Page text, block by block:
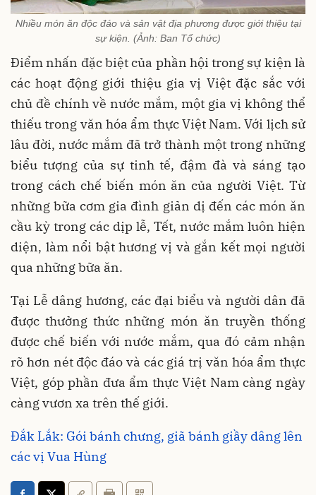
Nhiều món ăn độc đáo và sản vật địa phương được giới thiệu tại
sự kiện. (Ảnh: Ban Tổ chức)
Điểm nhấn đặc biệt của phần hội trong sự kiện là
các hoạt động giới thiệu gia vị Việt đặc sắc với
chủ đề chính về nước mắm, một gia vị không thể
thiếu trong văn hóa ẩm thực Việt Nam. Với lịch sử
lâu đời, nước mắm đã trở thành một trong những
biểu tượng của sự tinh tế, đậm đà và sáng tạo
trong cách chế biến món ăn của người Việt. Từ
những bữa cơm gia đình giản dị đến các món ăn
cầu kỳ trong các dịp lễ, Tết, nước mắm luôn hiện
diện, làm nổi bật hương vị và gắn kết mọi người
qua những bữa ăn.
Tại Lễ dâng hương, các đại biểu và người dân đã
được thưởng thức những món ăn truyền thống
được chế biến với nước mắm, qua đó cảm nhận
rõ hơn nét độc đáo và các giá trị văn hóa ẩm thực
Việt, góp phần đưa ẩm thực Việt Nam càng ngày
càng vươn xa trên thế giới.
Đắk Lắk: Gói bánh chưng, giã bánh giầy dâng lên
các vị Vua Hùng